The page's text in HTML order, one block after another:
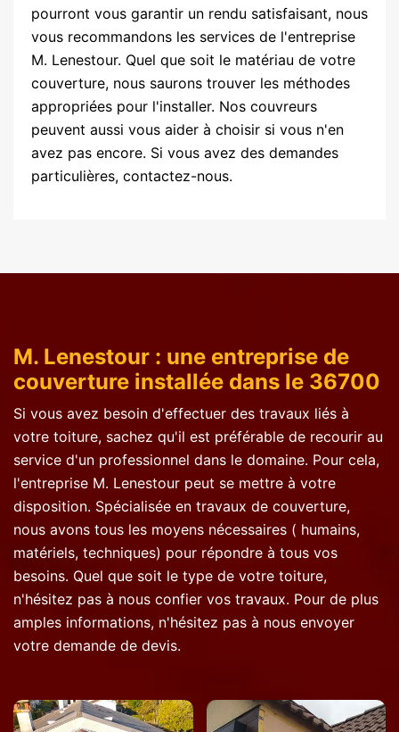
pourront vous garantir un rendu satisfaisant, nous
vous recommandons les services de l'entreprise
M. Lenestour. Quel que soit le matériau de votre
couverture, nous saurons trouver les méthodes
appropriées pour l'installer. Nos couvreurs
peuvent aussi vous aider à choisir si vous n'en
avez pas encore. Si vous avez des demandes
particulières, contactez-nous.
M. Lenestour : une entreprise de
couverture installée dans le 36700
Si vous avez besoin d'effectuer des travaux liés à
votre toiture, sachez qu'il est préférable de recourir au
service d'un professionnel dans le domaine. Pour cela,
l'entreprise M. Lenestour peut se mettre à votre
disposition. Spécialisée en travaux de couverture,
nous avons tous les moyens nécessaires ( humains,
matériels, techniques) pour répondre à tous vos
besoins. Quel que soit le type de votre toiture,
n'hésitez pas à nous confier vos travaux. Pour de plus
amples informations, n'hésitez pas à nous envoyer
votre demande de devis.